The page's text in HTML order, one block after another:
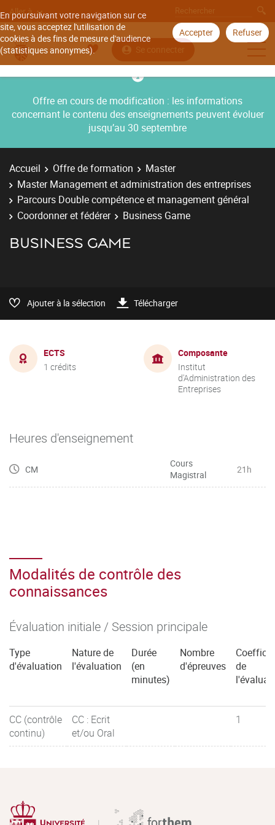
En poursuivant votre navigation sur ce
site, vous acceptez l'utilisation de
cookies à des fins de mesure d'audience
(statistiques anonymes).
Accepter Refuser
Aller à
Se connecter
Offre en cours de modification : les informations
concernant le contenu des enseignements peuvent évoluer
jusqu’au 30 septembre
Accueil Offre de formation
Master
Master Management et administration des entreprises
Parcours Double compétence et management général
Coordonner et fédérer
Business Game
BUSINESS GAME
Ajouter à la sélection Télécharger
ECTS
1 crédits
Composante
Institut
d'Administration des
Entreprises
Heures d'enseignement
CM
Cours
Magistral
21h
Modalités de contrôle des
connaissances
Évaluation initiale / Session principale
Type
d'évaluation
Nature de
l'évaluation
Durée
(en
minutes)
Nombre
d'épreuves
de
CC (contrôle
continu)
CC : Ecrit
et/ou Oral
1